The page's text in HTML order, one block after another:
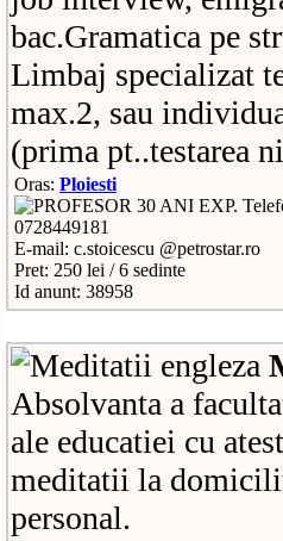
bac.Gramatica pe
Limbaj specializat
max.2, sau
(prima pt..testarea
Oras: Ploiesti
0728449181
E-mail: c.stoicescu @petrostar.ro
Pret: 250 lei / 6 sedinte
Id anunt: 38958
Absolvanta a
ale educatiei cu
meditatii la
personal.